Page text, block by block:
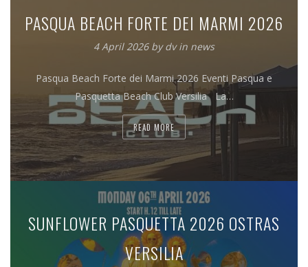
PASQUA BEACH FORTE DEI MARMI 2026
4 April 2026 bydvin news
Pasqua Beach Forte dei Marmi 2026 Eventi Pasqua e
Pasquetta Beach Club Versilia La…
READ MORE
SUNFLOWER PASQUETTA 2026 OSTRAS
VERSILIA